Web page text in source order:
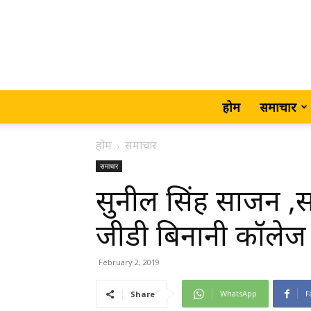
होम समाचार
होम समाचार
समाचार
सुनील सिंह साजन
जीडी बिनानी
February 2, 2019
Share WhatsApp